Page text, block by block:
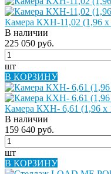
Камера КХН-11,02 (1,96 х
В наличии
225 050 руб.
шт
В КОРЗИНУ
Камера КХН- 6,61 (1,96 х
В наличии
159 640 руб.
шт
В КОРЗИНУ